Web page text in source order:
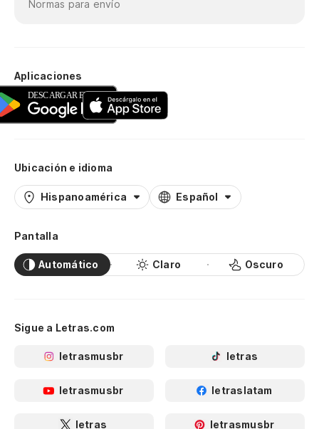
Normas para envío
Aplicaciones
Ubicación e idioma
Hispanoamérica Español
Pantalla
Automático Claro Oscuro
Sigue a Letras.com
letrasmusbr letras
letrasmusbr letraslatam
letras letrasmusbr